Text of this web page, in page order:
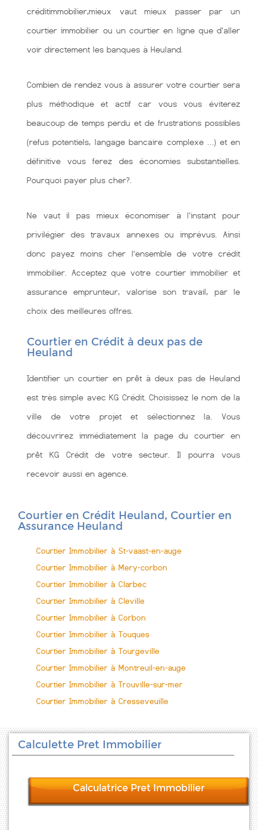
créditimmobilier,mieux vaut mieux passer par un
courtier immobilier ou un courtier en ligne que d'aller
voir directement les banques à Heuland.
Combien de rendez vous à assurer votre courtier sera
plus méthodique et actif car vous vous éviterez
beaucoup de temps perdu et de frustrations possibles
(refus potentiels, langage bancaire complexe …) et en
définitive vous ferez des économies substantielles.
Pourquoi payer plus cher?.
Ne vaut il pas mieux économiser à l'instant pour
privilégier des travaux annexes ou imprévus. Ainsi
donc payez moins cher l’ensemble de votre crédit
immobilier. Acceptez que votre courtier immobilier et
assurance emprunteur, valorise son travail, par le
choix des meilleures offres.
Courtier en Crédit à deux pas de
Heuland
Identifier un courtier en prêt à deux pas de Heuland
est très simple avec KG Crédit. Choisissez le nom de la
ville de votre projet et sélectionnez la. Vous
découvrirez immédiatement la page du courtier en
prêt KG Crédit de votre secteur. Il pourra vous
recevoir aussi en agence.
Courtier en Crédit Heuland, Courtier en
Assurance Heuland
Courtier Immobilier à St-vaast-en-auge
Courtier Immobilier à Mery-corbon
Courtier Immobilier à Clarbec
Courtier Immobilier à Cleville
Courtier Immobilier à Corbon
Courtier Immobilier à Touques
Courtier Immobilier à Tourgeville
Courtier Immobilier à Montreuil-en-auge
Courtier Immobilier à Trouville-sur-mer
Courtier Immobilier à Cresseveuille
Calculette Pret Immobilier
Calculatrice Pret Immobilier